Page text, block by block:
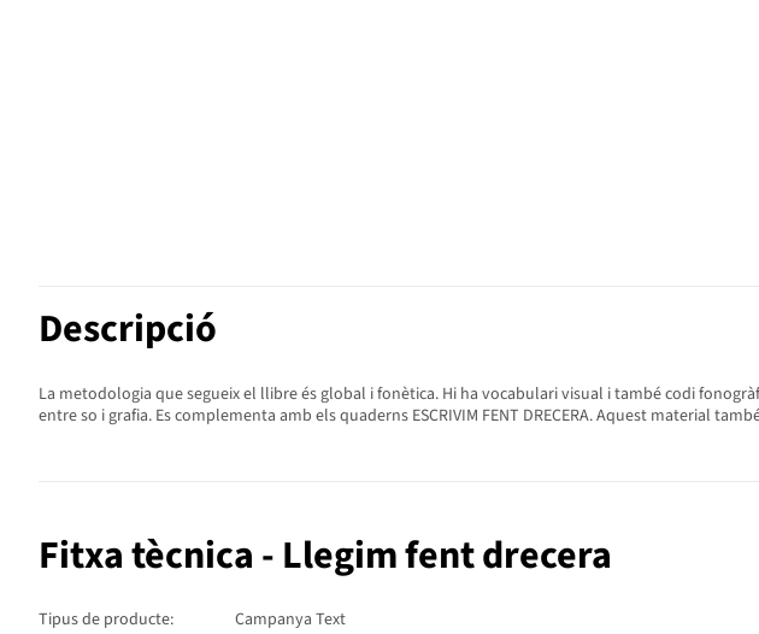
Descripció
La metodologia que segueix el llibre és global i fonètica. Hi ha vocabulari visual i també codi
entre so i grafia. Es complementa amb els quaderns ESCRIVIM FENT DRECERA. Aquest material
Fitxa tècnica - Llegim fent drecera
Tipus de producte:
Campanya Text